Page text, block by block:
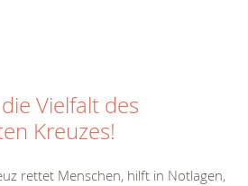
Vielfalt des
Kreuzes!
rettet Menschen, hilft in Notlagen,